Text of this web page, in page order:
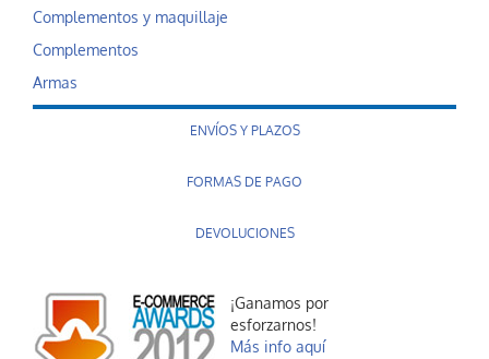
Complementos y maquillaje
Complementos
Armas
ENVÍOS Y PLAZOS
FORMAS DE PAGO
DEVOLUCIONES
¡Ganamos por
esforzarnos!
Más info aquí